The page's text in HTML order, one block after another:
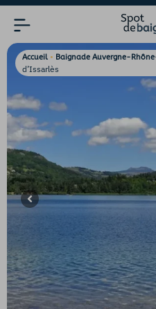
Accueil • Baignade Auvergne-
d’Issarlès